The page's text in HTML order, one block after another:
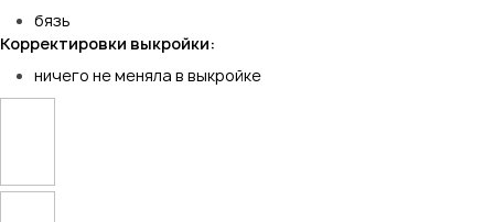
бязь
Корректировки выкройки:
ничего не меняла в выкройке